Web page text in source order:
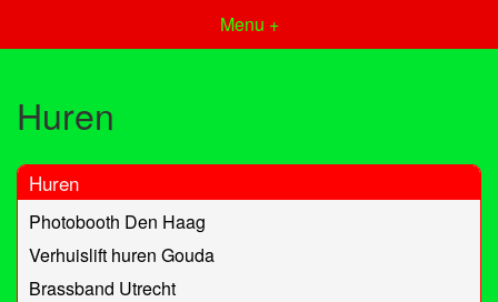
Menu +
Huren
Huren
Photobooth Den Haag
Verhuislift huren Gouda
Brassband Utrecht